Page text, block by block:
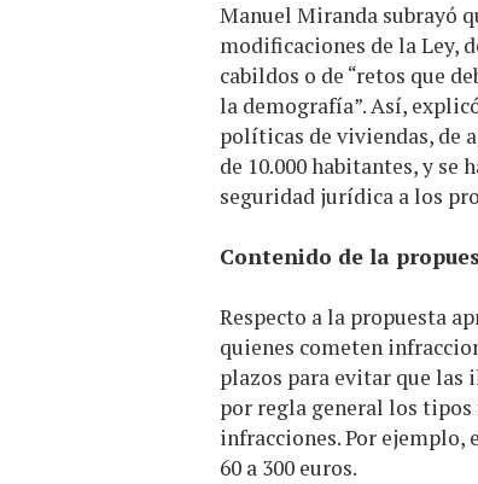
Manuel Miranda subrayó
modificaciones de la Ley,
cabildos o de “retos que
la demografía”. Así,
políticas de viviendas, de
de 10.000 habitantes, y
seguridad jurídica a los
Contenido de la
Respecto a la propuesta
quienes cometen
plazos para evitar que las
por regla general los
infracciones. Por ejemplo,
60 a 300 euros.